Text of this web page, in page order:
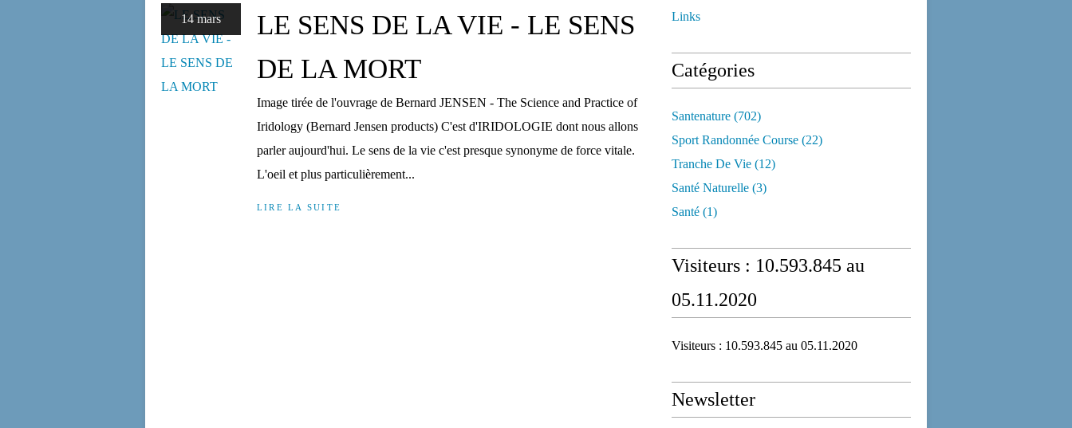
14 mars
LE SENS DE LA VIE - LE SENS
DE LA MORT
Image tirée de l'ouvrage de Bernard JENSEN - The Science and Practice of
Iridology (Bernard Jensen products) C'est d'IRIDOLOGIE dont nous allons
parler aujourd'hui. Le sens de la vie c'est presque synonyme de force vitale.
L'oeil et plus particulièrement...
LIRE LA SUITE
Links
Catégories
Santenature (702)
Sport Randonnée Course (22)
Tranche De Vie (12)
Santé Naturelle (3)
Santé (1)
Visiteurs : 10.593.845 au
05.11.2020
Visiteurs : 10.593.845 au 05.11.2020
Newsletter